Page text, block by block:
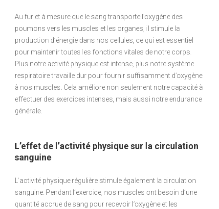
Au fur et à mesure que le sang transporte l’oxygène des
poumons vers les muscles et les organes, il stimule la
production d’énergie dans nos cellules, ce qui est essentiel
pour maintenir toutes les fonctions vitales de notre corps.
Plus notre activité physique est intense, plus notre système
respiratoire travaille dur pour fournir suffisamment d’oxygène
à nos muscles. Cela améliore non seulement notre capacité à
effectuer des exercices intenses, mais aussi notre endurance
générale.
L’effet de l’activité physique sur la circulation
sanguine
L’activité physique régulière stimule également la circulation
sanguine. Pendant l’exercice, nos muscles ont besoin d’une
quantité accrue de sang pour recevoir l’oxygène et les